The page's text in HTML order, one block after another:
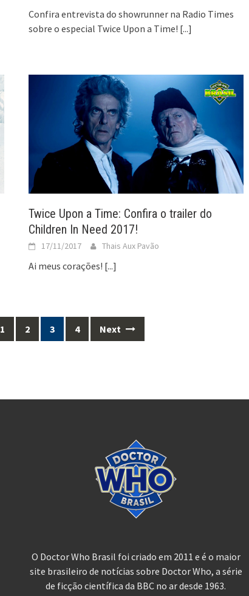
Confira entrevista do showrunner na Radio Times
sobre o especial Twice Upon a Time! [...]
Twice Upon a Time: Confira o trailer do
Children In Need 2017!
17/11/2017 Thais Aux Pavão
Ai meus corações! [...]
1 2 3 4 Next
O Doctor Who Brasil foi criado em 2011 e é o maior
site brasileiro de notícias sobre Doctor Who, a série
de ficção científica da BBC no ar desde 1963.